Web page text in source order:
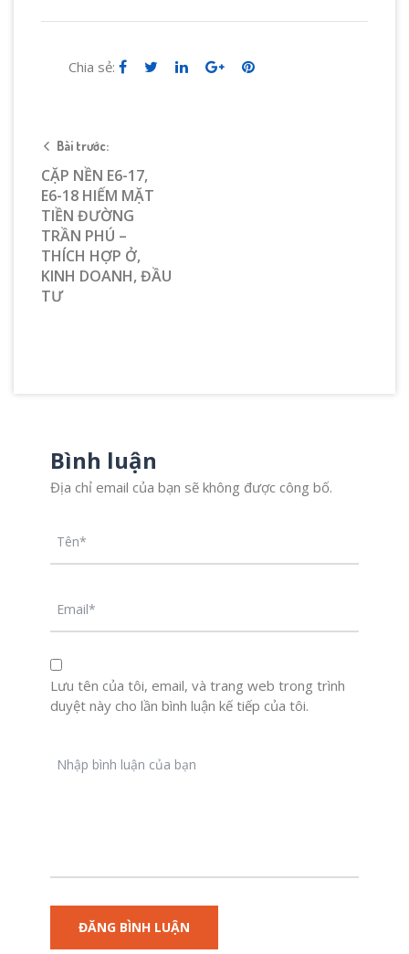
Chia sẻ:
Bài trước:
CẶP NỀN E6-17,
E6-18 HIẾM MẶT
TIỀN ĐƯỜNG
TRẦN PHÚ –
THÍCH HỢP Ở,
KINH DOANH, ĐẦU
TƯ
Bình luận
Địa chỉ email của bạn sẽ không được công bố.
Lưu tên của tôi, email, và trang web trong trình
duyệt này cho lần bình luận kế tiếp của tôi.